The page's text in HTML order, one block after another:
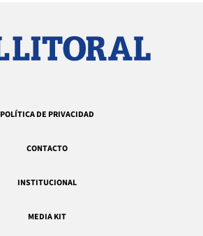
POLÍTICA DE PRIVACIDAD
CONTACTO
INSTITUCIONAL
MEDIA KIT